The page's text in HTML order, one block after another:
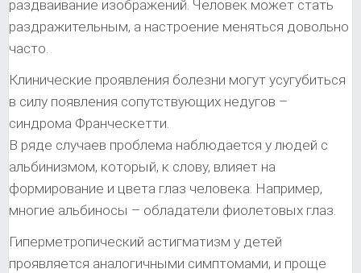
раздваивание изображений. Человек может стать
раздражительным, а настроение меняться довольно
часто.
Клинические проявления болезни могут усугубиться
в силу появления сопутствующих недугов –
синдрома Франческетти.
В ряде случаев проблема наблюдается у людей с
альбинизмом, который, к слову, влияет на
формирование и цвета глаз человека. Например,
многие альбиносы – обладатели фиолетовых глаз.
Гиперметропический астигматизм у детей
проявляется аналогичными симптомами, и проще